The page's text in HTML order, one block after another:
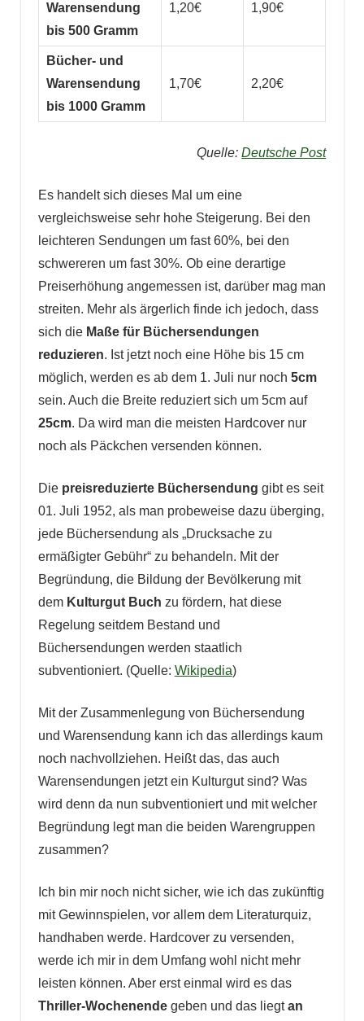
Warensendung
bis 500 Gramm
1,20€ 1,90€
Bücher- und
Warensendung
bis 1000 Gramm
1,70€ 2,20€
Quelle:Deutsche Post
Es handelt sich dieses Mal um eine
vergleichsweise sehr hohe Steigerung. Bei den
leichteren Sendungen um fast 60%, bei den
schwereren um fast 30%. Ob eine derartige
Preiserhöhung angemessen ist, darüber mag man
streiten. Mehr als ärgerlich finde ich jedoch, dass
sich die Maße für Büchersendungen
reduzieren. Ist jetzt noch eine Höhe bis 15 cm
möglich, werden es ab dem 1. Juli nur noch 5cm
sein. Auch die Breite reduziert sich um 5cm auf
25cm. Da wird man die meisten Hardcover nur
noch als Päckchen versenden können.
Die preisreduzierte Büchersendung gibt es seit
01. Juli 1952, als man probeweise dazu überging,
jede Büchersendung als „Drucksache zu
ermäßigter Gebühr“ zu behandeln. Mit der
Begründung, die Bildung der Bevölkerung mit
dem Kulturgut Buch zu fördern, hat diese
Regelung seitdem Bestand und
Büchersendungen werden staatlich
subventioniert. (Quelle: Wikipedia)
Mit der Zusammenlegung von Büchersendung
und Warensendung kann ich das allerdings kaum
noch nachvollziehen. Heißt das, das auch
Warensendungen jetzt ein Kulturgut sind? Was
wird denn da nun subventioniert und mit welcher
Begründung legt man die beiden Warengruppen
zusammen?
Ich bin mir noch nicht sicher, wie ich das zukünftig
mit Gewinnspielen, vor allem dem Literaturquiz,
handhaben werde. Hardcover zu versenden,
werde ich mir in dem Umfang wohl nicht mehr
leisten können. Aber erst einmal wird es das
Thriller-Wochenendegeben und das liegtan